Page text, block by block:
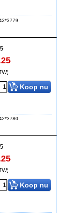
Koop nu
Koop nu